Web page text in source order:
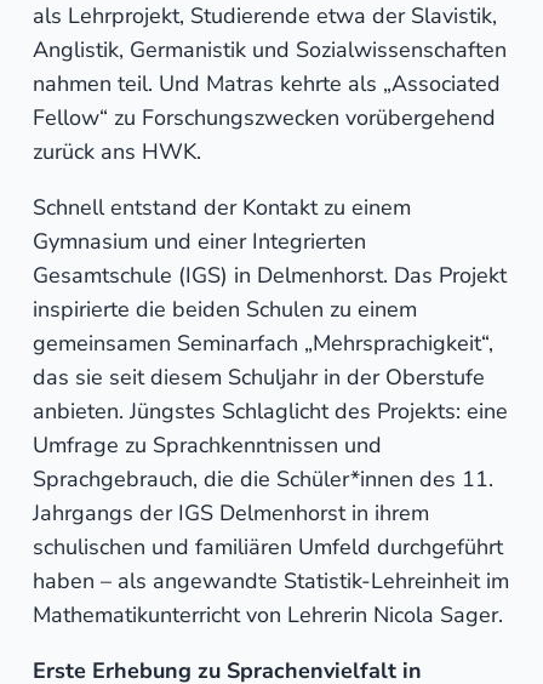
als Lehrprojekt, Studierende etwa der Slavistik,
Anglistik, Germanistik und Sozialwissenschaften
nahmen teil. Und Matras kehrte als „Associated
Fellow“ zu Forschungszwecken vorübergehend
zurück ans HWK.
Schnell entstand der Kontakt zu einem
Gymnasium und einer Integrierten
Gesamtschule (IGS) in Delmenhorst. Das Projekt
inspirierte die beiden Schulen zu einem
gemeinsamen Seminarfach „Mehrsprachigkeit“,
das sie seit diesem Schuljahr in der Oberstufe
anbieten. Jüngstes Schlaglicht des Projekts: eine
Umfrage zu Sprachkenntnissen und
Sprachgebrauch, die die Schüler*innen des 11.
Jahrgangs der IGS Delmenhorst in ihrem
schulischen und familiären Umfeld durchgeführt
haben – als angewandte Statistik-Lehreinheit im
Mathematikunterricht von Lehrerin Nicola Sager.
Erste Erhebung zu Sprachenvielfalt in